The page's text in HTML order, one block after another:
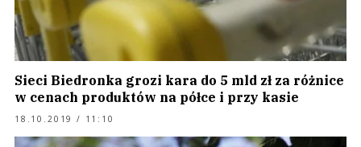
Sieci Biedronka grozi kara do 5 mld zł za różnice
w cenach produktów na półce i przy kasie
18.10.2019 / 11:10